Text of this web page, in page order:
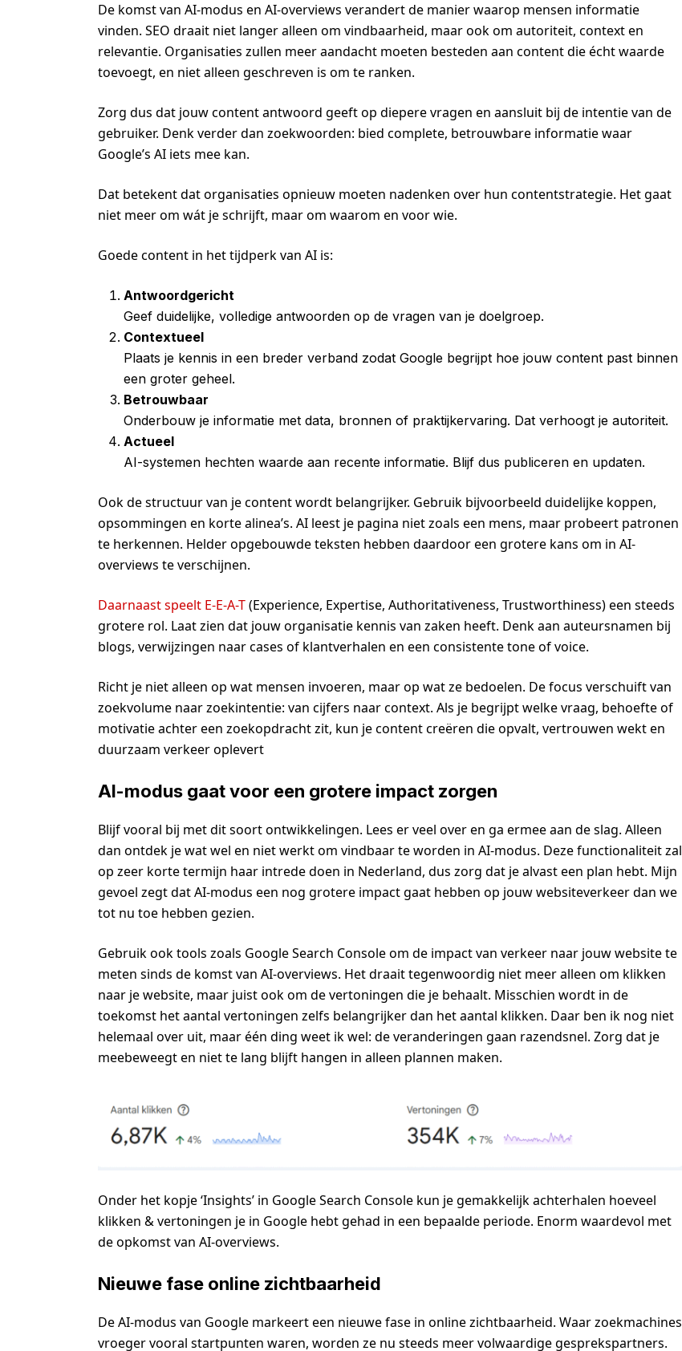
De komst van AI-modus en AI-overviews verandert de manier waarop mensen informatie
vinden. SEO draait niet langer alleen om vindbaarheid, maar ook om autoriteit, context en
relevantie. Organisaties zullen meer aandacht moeten besteden aan content die écht waarde
toevoegt, en niet alleen geschreven is om te ranken.
Zorg dus dat jouw content antwoord geeft op diepere vragen en aansluit bij de intentie van de
gebruiker. Denk verder dan zoekwoorden: bied complete, betrouwbare informatie waar
Google’s AI iets mee kan.
Dat betekent dat organisaties opnieuw moeten nadenken over hun contentstrategie. Het gaat
niet meer om wát je schrijft, maar om waarom en voor wie.
Goede content in het tijdperk van AI is:
Antwoordgericht
Geef duidelijke, volledige antwoorden op de vragen van je doelgroep.
Contextueel
Plaats je kennis in een breder verband zodat Google begrijpt hoe jouw content past binnen
een groter geheel.
Betrouwbaar
Onderbouw je informatie met data, bronnen of praktijkervaring. Dat verhoogt je autoriteit.
Actueel
AI-systemen hechten waarde aan recente informatie. Blijf dus publiceren en updaten.
Ook de structuur van je content wordt belangrijker. Gebruik bijvoorbeeld duidelijke koppen,
opsommingen en korte alinea’s. AI leest je pagina niet zoals een mens, maar probeert patronen
te herkennen. Helder opgebouwde teksten hebben daardoor een grotere kans om in AI-
overviews te verschijnen.
Daarnaast speelt E-E-A-T(Experience, Expertise, Authoritativeness, Trustworthiness) een steeds
grotere rol. Laat zien dat jouw organisatie kennis van zaken heeft. Denk aan auteursnamen bij
blogs, verwijzingen naar cases of klantverhalen en een consistente tone of voice.
Richt je niet alleen op wat mensen invoeren, maar op wat ze bedoelen. De focus verschuift van
zoekvolume naar zoekintentie: van cijfers naar context. Als je begrijpt welke vraag, behoefte of
motivatie achter een zoekopdracht zit, kun je content creëren die opvalt, vertrouwen wekt en
duurzaam verkeer oplevert
AI-modus gaat voor een grotere impact zorgen
Blijf vooral bij met dit soort ontwikkelingen. Lees er veel over en ga ermee aan de slag. Alleen
dan ontdek je wat wel en niet werkt om vindbaar te worden in AI-modus. Deze functionaliteit zal
op zeer korte termijn haar intrede doen in Nederland, dus zorg dat je alvast een plan hebt. Mijn
gevoel zegt dat AI-modus een nog grotere impact gaat hebben op jouw websiteverkeer dan we
tot nu toe hebben gezien.
Gebruik ook tools zoals Google Search Console om de impact van verkeer naar jouw website te
meten sinds de komst van AI-overviews. Het draait tegenwoordig niet meer alleen om klikken
naar je website, maar juist ook om de vertoningen die je behaalt. Misschien wordt in de
toekomst het aantal vertoningen zelfs belangrijker dan het aantal klikken. Daar ben ik nog niet
helemaal over uit, maar één ding weet ik wel: de veranderingen gaan razendsnel. Zorg dat je
meebeweegt en niet te lang blijft hangen in alleen plannen maken.
Onder het kopje ‘Insights’ in Google Search Console kun je gemakkelijk achterhalen hoeveel
klikken & vertoningen je in Google hebt gehad in een bepaalde periode. Enorm waardevol met
de opkomst van AI-overviews.
Nieuwe fase online zichtbaarheid
De AI-modus van Google markeert een nieuwe fase in online zichtbaarheid. Waar zoekmachines
vroeger vooral startpunten waren, worden ze nu steeds meer volwaardige gesprekspartners.